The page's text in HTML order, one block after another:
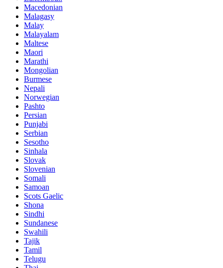
Macedonian
Malagasy
Malay
Malayalam
Maltese
Maori
Marathi
Mongolian
Burmese
Nepali
Norwegian
Pashto
Persian
Punjabi
Serbian
Sesotho
Sinhala
Slovak
Slovenian
Somali
Samoan
Scots Gaelic
Shona
Sindhi
Sundanese
Swahili
Tajik
Tamil
Telugu